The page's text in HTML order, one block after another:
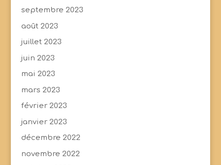
septembre 2023
août 2023
juillet 2023
juin 2023
mai 2023
mars 2023
février 2023
janvier 2023
décembre 2022
novembre 2022